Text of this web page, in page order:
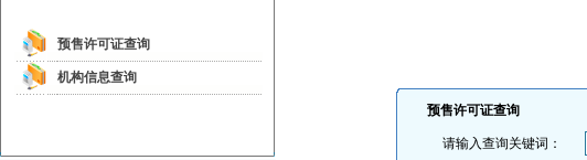
预售许可证查询
机构信息查询
预售许可证查询
请输入查询关键词：